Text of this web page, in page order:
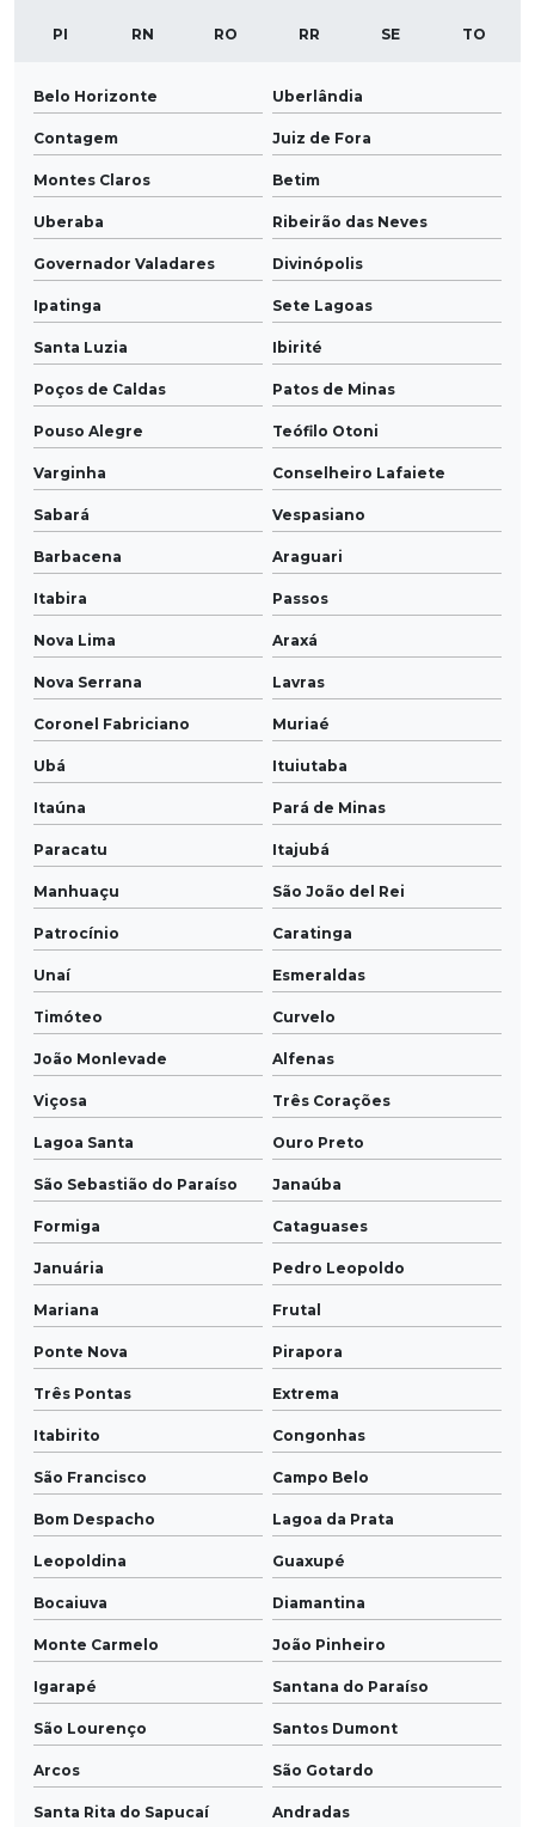
PI RN RO RR SE TO
Belo Horizonte Uberlândia
Contagem Juiz de Fora
Montes Claros Betim
Uberaba Ribeirão das Neves
Governador Valadares Divinópolis
Ipatinga Sete Lagoas
Santa Luzia Ibirité
Poços de Caldas Patos de Minas
Pouso Alegre Teófilo Otoni
Varginha Conselheiro Lafaiete
Sabará Vespasiano
Barbacena Araguari
Itabira Passos
Nova Lima Araxá
Nova Serrana Lavras
Coronel Fabriciano Muriaé
Ubá Ituiutaba
Itaúna Pará de Minas
Paracatu Itajubá
Manhuaçu São João del Rei
Patrocínio Caratinga
Unaí Esmeraldas
Timóteo Curvelo
João Monlevade Alfenas
Viçosa Três Corações
Lagoa Santa Ouro Preto
São Sebastião do Paraíso Janaúba
Formiga Cataguases
Januária Pedro Leopoldo
Mariana Frutal
Ponte Nova Pirapora
Três Pontas Extrema
Itabirito Congonhas
São Francisco Campo Belo
Bom Despacho Lagoa da Prata
Leopoldina Guaxupé
Bocaiuva Diamantina
Monte Carmelo João Pinheiro
Igarapé Santana do Paraíso
São Lourenço Santos Dumont
Arcos São Gotardo
Santa Rita do Sapucaí Andradas